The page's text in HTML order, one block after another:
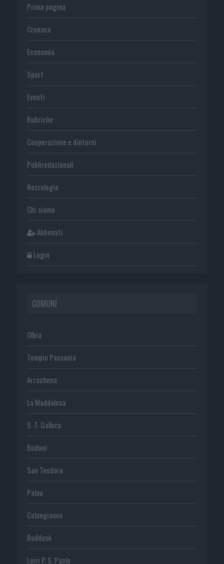
Prima pagina
Cronaca
Economia
Sport
Eventi
Rubriche
Cooperazione e dintorni
Publiredazionali
Necrologie
Chi siamo
Abbonati
Login
COMUNI
Olbia
Tempio Pausania
Arzachena
La Maddalena
S. T. Gallura
Budoni
San Teodoro
Palau
Calangianus
Buddusò
Loiri P. S. Paolo